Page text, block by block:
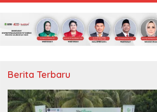
Berita Terbaru